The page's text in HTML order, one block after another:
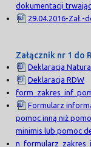
dokumentacji
29.04.2016-Zał.-
Załącznik nr 1 do
Deklaracja
Deklaracja RDW
Formularz
pomoc inną niż
minimis lub pomoc